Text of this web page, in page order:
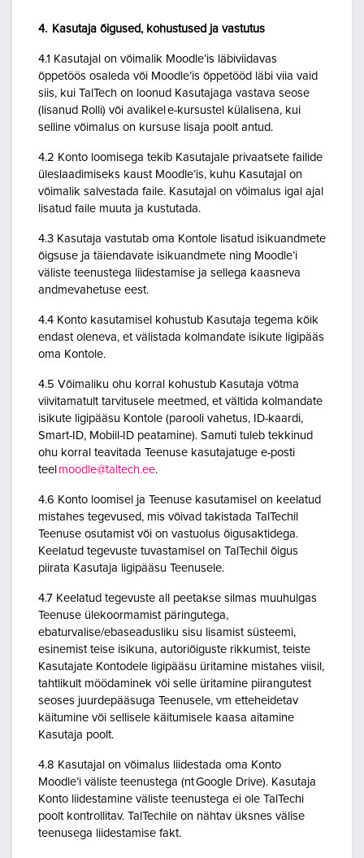
4. Kasutaja õigused, kohustused ja vastutus
4.1 Kasutajal on võimalik Moodle’is läbiviidavas
õppetöös osaleda või Moodle’is õppetööd läbi viia vaid
siis, kui TalTech on loonud Kasutajaga vastava seose
(lisanud Rolli) või avalikel e-kursustel külalisena, kui
selline võimalus on kursuse lisaja poolt antud.
4.2 Konto loomisega tekib Kasutajale privaatsete failide
üleslaadimiseks kaust Moodle’is, kuhu Kasutajal on
võimalik salvestada faile. Kasutajal on võimalus igal ajal
lisatud faile muuta ja kustutada.
4.3 Kasutaja vastutab oma Kontole lisatud isikuandmete
õigsuse ja täiendavate isikuandmete ning Moodle’i
väliste teenustega liidestamise ja sellega kaasneva
andmevahetuse eest.
4.4 Konto kasutamisel kohustub Kasutaja tegema kõik
endast oleneva, et välistada kolmandate isikute ligipääs
oma Kontole.
4.5 Võimaliku ohu korral kohustub Kasutaja võtma
viivitamatult tarvitusele meetmed, et vältida kolmandate
isikute ligipääsu Kontole (parooli vahetus, ID-kaardi,
Smart-ID, Mobiil-ID peatamine). Samuti tuleb tekkinud
ohu korral teavitada Teenuse kasutajatuge e-posti
teel moodle@taltech.ee.
4.6 Konto loomisel ja Teenuse kasutamisel on keelatud
mistahes tegevused, mis võivad takistada TalTechil
Teenuse osutamist või on vastuolus õigusaktidega.
Keelatud tegevuste tuvastamisel on TalTechil õigus
piirata Kasutaja ligipääsu Teenusele.
4.7 Keelatud tegevuste all peetakse silmas muuhulgas
Teenuse ülekoormamist päringutega,
ebaturvalise/ebaseadusliku sisu lisamist süsteemi,
esinemist teise isikuna, autoriõiguste rikkumist, teiste
Kasutajate Kontodele ligipääsu üritamine mistahes viisil,
tahtlikult möödaminek või selle üritamine piirangutest
seoses juurdepääsuga Teenusele, vm etteheidetav
käitumine või sellisele käitumisele kaasa aitamine
Kasutaja poolt.
4.8 Kasutajal on võimalus liidestada oma Konto
Moodle’i väliste teenustega (nt Google Drive). Kasutaja
Konto liidestamine väliste teenustega ei ole TalTechi
poolt kontrollitav. TalTechile on nähtav üksnes välise
teenusega liidestamise fakt.